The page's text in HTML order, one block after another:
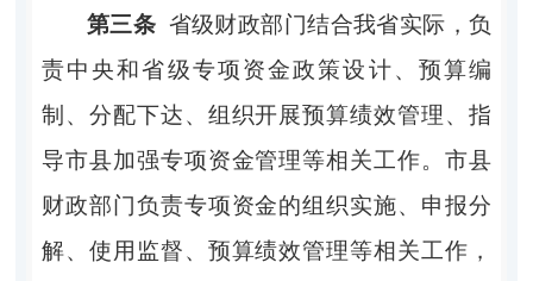
第三条 省级财政部门结合我省实际，负
责中央和省级专项资金政策设计、预算编
制、分配下达、组织开展预算绩效管理、指
导市县加强专项资金管理等相关工作。市县
财政部门负责专项资金的组织实施、申报分
解、使用监督、预算绩效管理等相关工作，